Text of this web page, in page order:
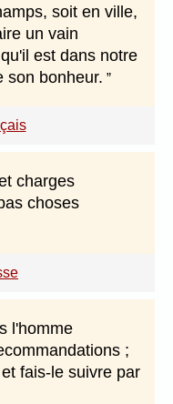
soit en ville,
un vain
est dans notre
son bonheur.
charges
choses
l'homme
;
fais-le suivre par